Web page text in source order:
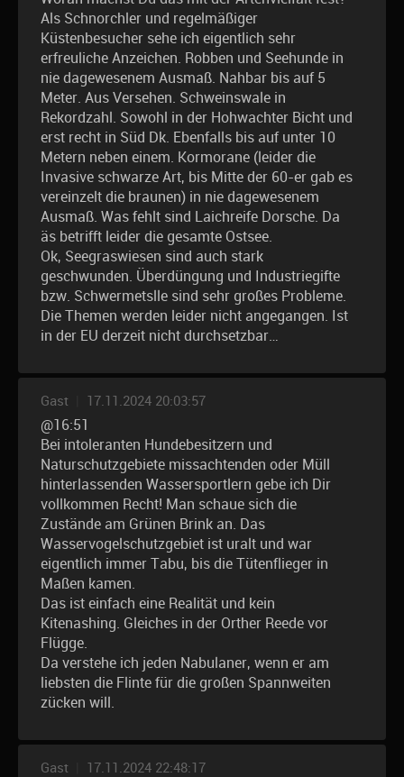
Als Schnorchler und regelmäßiger
Küstenbesucher sehe ich eigentlich sehr
erfreuliche Anzeichen. Robben und Seehunde in
nie dagewesenem Ausmaß. Nahbar bis auf 5
Meter. Aus Versehen. Schweinswale in
Rekordzahl. Sowohl in der Hohwachter Bicht und
erst recht in Süd Dk. Ebenfalls bis auf unter 10
Metern neben einem. Kormorane (leider die
Invasive schwarze Art, bis Mitte der 60-er gab es
vereinzelt die braunen) in nie dagewesenem
Ausmaß. Was fehlt sind Laichreife Dorsche. Da
äs betrifft leider die gesamte Ostsee.
Ok, Seegraswiesen sind auch stark
geschwunden. Überdüngung und Industriegifte
bzw. Schwermetslle sind sehr großes Probleme.
Die Themen werden leider nicht angegangen. Ist
in der EU derzeit nicht durchsetzbar…
Gast 17.11.2024 20:03:57
@16:51
Bei intoleranten Hundebesitzern und
Naturschutzgebiete missachtenden oder Müll
hinterlassenden Wassersportlern gebe ich Dir
vollkommen Recht! Man schaue sich die
Zustände am Grünen Brink an. Das
Wasservogelschutzgebiet ist uralt und war
eigentlich immer Tabu, bis die Tütenflieger in
Maßen kamen.
Das ist einfach eine Realität und kein
Kitenashing. Gleiches in der Orther Reede vor
Flügge.
Da verstehe ich jeden Nabulaner, wenn er am
liebsten die Flinte für die großen Spannweiten
zücken will.
Gast 17.11.2024 22:48:17